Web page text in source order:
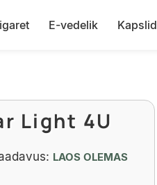
E-vedelik Kapslid
Light 4U
LAOS OLEMAS